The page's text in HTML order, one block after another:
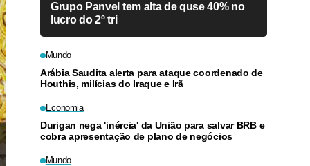
Grupo Panvel tem alta de quse 40% no
lucro do 2º tri
Mundo
Arábia Saudita alerta para ataque coordenado de
Houthis, milícias do Iraque e Irã
Economia
Durigan nega 'inércia' da União para salvar BRB e
cobra apresentação de plano de negócios
Mundo